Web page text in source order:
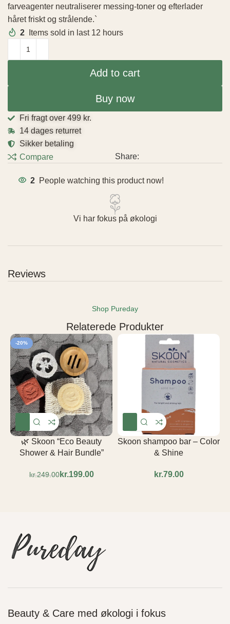
farveagenter neutraliserer messing-toner og efterlader
håret friskt og strålende.`
2
Items sold in last 12 hours
Add to cart
Buy now
Fri fragt over 499 kr.
14 dages returret
Sikker betaling
Compare
Share:
2 People watching this product now!
Vi har fokus på økologi
Reviews
Shop Pureday
Relaterede Produkter
-20%
🌿 Skoon “Eco Beauty
Shower & Hair Bundle”
kr.249.00kr.199.00
Skoon shampoo bar – Color
& Shine
kr.
Beauty & Care med økologi i fokus